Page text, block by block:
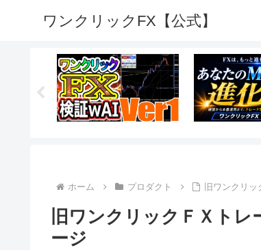
ワンクリックFX【公式】
ホーム プロダクト 旧ワンクリ
旧ワンクリックＦＸト
ージ